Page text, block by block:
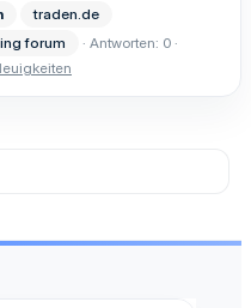
traden.de
forum
Antworten: 0